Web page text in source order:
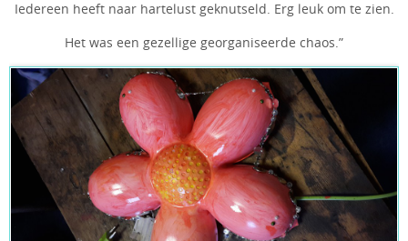
Iedereen heeft naar hartelust geknutseld. Erg leuk om te zien.
Het was een gezellige georganiseerde chaos.”